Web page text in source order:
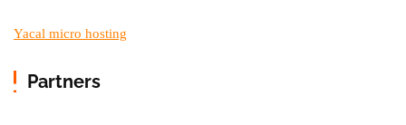
Yacal micro hosting
Partners